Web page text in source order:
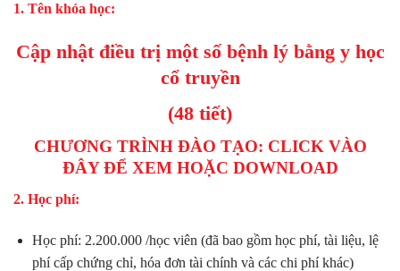
1. Tên khóa học:
Cập nhật điều trị một số bệnh lý bằng y học
cổ truyền
(48 tiết)
CHƯƠNG TRÌNH ĐÀO TẠO: CLICK VÀO
ĐÂY ĐỂ XEM HOẶC DOWNLOAD
2. Học phí:
Học phí: 2.200.000 /học viên (đã bao gồm học phí, tài liệu, lệ
phí cấp chứng chỉ, hóa đơn tài chính và các chi phí khác)